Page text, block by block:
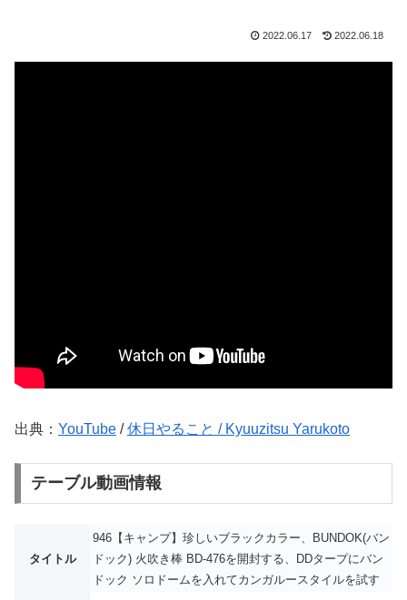
2022.06.17 2022.06.18
出典： YouTube /休日やること / Kyuuzitsu Yarukoto
テーブル動画情報
タイトル
946【キャンプ】珍しいブラックカラー、BUNDOK(バン
ドック) 火吹き棒 BD-476を開封する、DDタープにバン
ドック ソロドームを入れてカンガルースタイルを試す